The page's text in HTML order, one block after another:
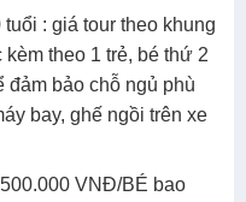
: giá tour theo khung
theo 1 trẻ, bé thứ 2
bảo chỗ ngủ phù
bay, ghế ngồi trên xe
VNĐ/BÉ bao